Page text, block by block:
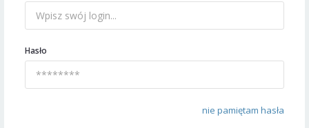
Hasło
nie pamiętam hasła